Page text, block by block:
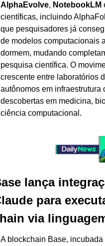
AlphaEvolve, NotebookLM
científicas, incluindo
que pesquisadores já
de modelos computacionais
dormem, mudando
pesquisa científica. O
crescente entre laboratórios
autônomos em
descobertas em medicina,
ciência computacional.
lança
para
via
A blockchain Base,